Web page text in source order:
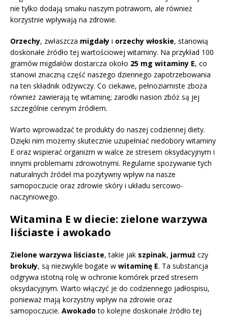
nie tylko dodają smaku naszym potrawom, ale również
korzystnie wpływają na zdrowie.
Orzechy, zwłaszcza migdały i orzechy włoskie, stanowią
doskonałe źródło tej wartościowej witaminy. Na przykład 100
gramów migdałów dostarcza około 25 mg witaminy E, co
stanowi znaczną część naszego dziennego zapotrzebowania
na ten składnik odżywczy. Co ciekawe, pełnoziarniste zboża
również zawierają tę witaminę; zarodki nasion zbóż są jej
szczególnie cennym źródłem.
Warto wprowadzać te produkty do naszej codziennej diety.
Dzięki nim możemy skutecznie uzupełniać niedobory witaminy
E oraz wspierać organizm w walce ze stresem oksydacyjnym i
innymi problemami zdrowotnymi. Regularne spożywanie tych
naturalnych źródeł ma pozytywny wpływ na nasze
samopoczucie oraz zdrowie skóry i układu sercowo-
naczyniowego.
Witamina E w diecie: zielone warzywa
liściaste i awokado
Zielone warzywa liściaste, takie jak szpinak, jarmuż czy
brokuły, są niezwykle bogate w witaminę E. Ta substancja
odgrywa istotną rolę w ochronie komórek przed stresem
oksydacyjnym. Warto włączyć je do codziennego jadłospisu,
ponieważ mają korzystny wpływ na zdrowie oraz
samopoczucie. Awokado to kolejne doskonałe źródło tej